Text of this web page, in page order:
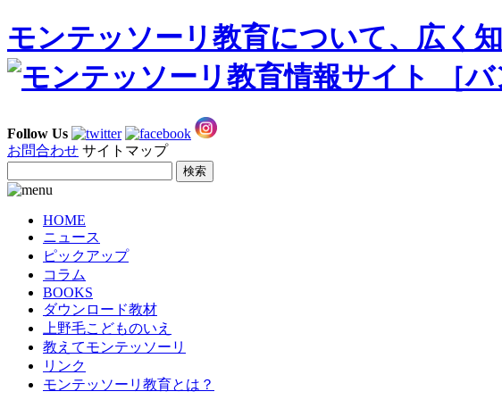
モンテッソーリ教育について、広く
Follow Us
お問合わせ サイトマップ
HOME
ニュース
ピックアップ
コラム
BOOKS
ダウンロード教材
上野毛こどものいえ
教えてモンテッソーリ
リンク
モンテッソーリ教育とは？